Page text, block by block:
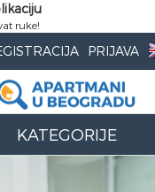
ruke!
PRIJAVA
KATEGORIJE